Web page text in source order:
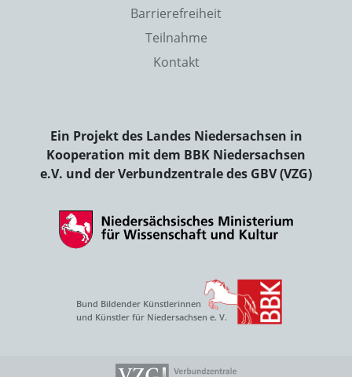
Barrierefreiheit
Teilnahme
Kontakt
Ein Projekt des Landes Niedersachsen in
Kooperation mit dem BBK Niedersachsen
e.V. und der Verbundzentrale des GBV (VZG)
Bund Bildender Künstlerinnen
und Künstler für Niedersachsen e. V.